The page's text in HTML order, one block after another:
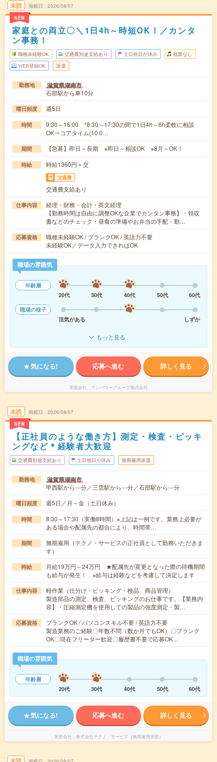
未読
NEW
掲載日 2026/08/07
家庭との両立〇＼1日4h～時短OK！／カンタ
ン事務！
職種未経験OK 交通費別途支給あり 土日祝日が休み 残業なし
WEB登録OK 派遣
勤務地 滋賀県湖南市
石部駅から車10分
曜日頻度 週5日
時間
9:30～16:00 *8:30～17:30の間で1日4h～6h柔軟に相談
OK⇒コアタイム(10:0…
期間 【急募】即日～長期 ※即日～相談OK ※8月～OK！
時給 時給1360円＋交
交通費
交通費支給あり
仕事内容
経理・財務・会計・英文経理
【勤務時間は自由に調整OKな企業でカンタン事務】・領収
書などのチェック・昼食の準備やお弁当の手配・勤…
応募資格
職種未経験OK / ブランクOK / 英語力不要
未経験OK／データ入力できればOK
職場の雰囲気
年齢層
20代
30代 40代 50代
60代
職場の様子
活気がある
しずか
もっと見る
気になる! 応募へ進む 詳しく見る
派遣会社 マンパワーグループ株式会社
未読
NEW
掲載日 2026/08/07
【正社員のような働き方】測定・検査・ピッキ
ングなど＊経験者大歓迎
交通費別途支給あり 土日祝日が休み 無期雇用派遣
勤務地 滋賀県湖南市
甲西駅から---分／三雲駅から---分／石部駅から---分
曜日頻度 週5日／月～金（土日休み）
時間
8:30～17:30（実働8時間）※上記は一例です。業務上必要が
ある場合や配属先の都合により、時間帯…
期間
無期雇用（テクノ・サービスの正社員として勤務いただきま
す）
時給
月給19万円～24万円 ★配属先が変更となった際の待機期間
も給与が発生！ ※給与は経験などを考慮して決定します
仕事内容
軽作業（仕分け・ピッキング・検品、商品管理）
製造部品の測定、検査、ピッキングのお仕事です。【業務内
容】・圧縮測定機を使用しての製品の強度測定・製…
応募資格
ブランクOK / パソコンスキル不要 / 英語力不要
製造業務のご経験〇年数不問（数か月でもOK）〇ブランク
OK〇現在フリーター歓迎〇履歴書不要で応募OK…
職場の雰囲気
年齢層
20代
30代 40代 50代 60代
気になる! 応募へ進む 詳しく見る
派遣会社 株式会社テクノ・サービス（無期雇用派遣）